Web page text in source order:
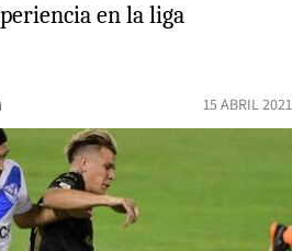
en la liga
15 ABRIL 2021